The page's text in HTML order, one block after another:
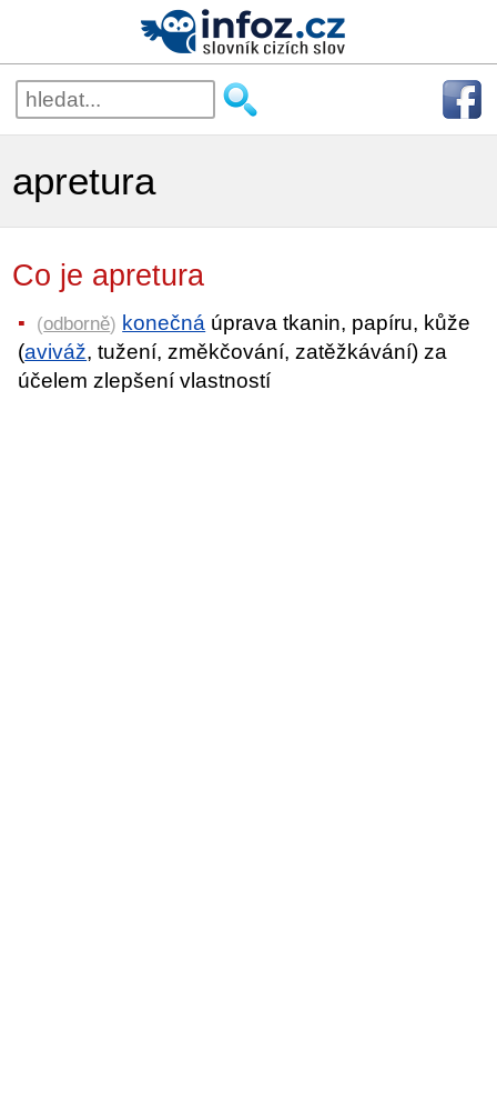
apretura
Co je apretura
(odborně) konečná úprava tkanin, papíru, kůže
(aviváž, tužení, změkčování, zatěžkávání) za
účelem zlepšení vlastností